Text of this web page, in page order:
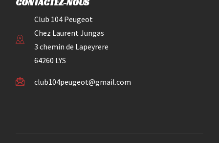
Club 104 Peugeot
Chez Laurent Jungas
3 chemin de Lapeyrere
64260 LYS
club104peugeot@gmail.com